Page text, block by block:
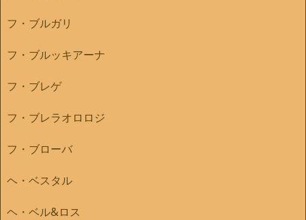
フ・ブルガリ
フ・ブルッキアーナ
フ・ブレゲ
フ・ブレラオロロジ
フ・ブローバ
ヘ・ベスタル
ヘ・ベル&ロス